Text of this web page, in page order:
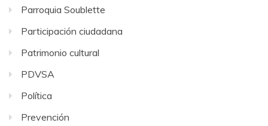
Parroquia Soublette
Participación ciudadana
Patrimonio cultural
PDVSA
Política
Prevención